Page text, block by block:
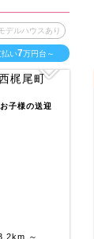
デルハウスあり
払い7万円台～
子様の送迎
～